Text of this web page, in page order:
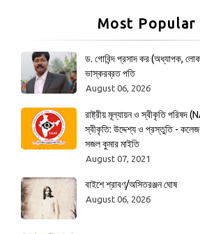
Most Popular
ড. গোবিন্দ প্রসাদ কর (অধ্যাপক,
ভাস্করব্রত পতি
August 06, 2026
রাষ্ট্রীয় মূল্যায়ন ও স্বীকৃতি পরিষদ
স্বীকৃতি: উদ্দেশ্য ও প্রস্তুতি -
সজল কুমার মাইতি
August 07, 2021
বাইশে শ্রাবণ/অসিতরঞ্জন ঘোষ
August 06, 2026